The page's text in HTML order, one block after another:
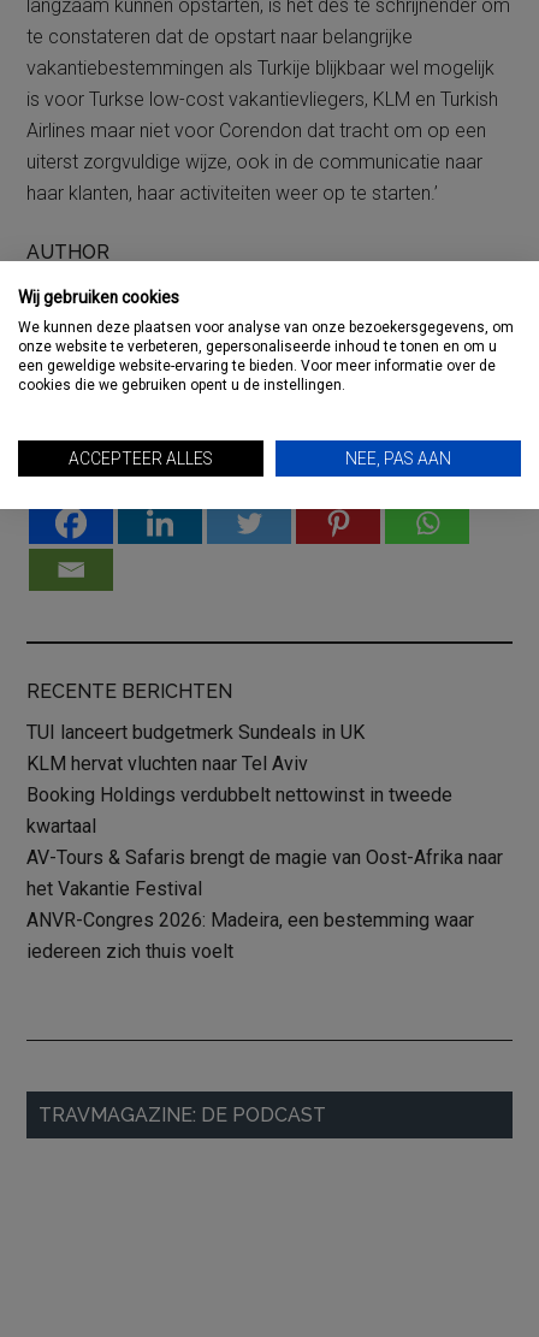
langzaam kunnen opstarten, is het des te schrijnender om
te constateren dat de opstart naar belangrijke
vakantiebestemmingen als Turkije blijkbaar wel mogelijk
is voor Turkse low-cost vakantievliegers, KLM en Turkish
Airlines maar niet voor Corendon dat tracht om op een
uiterst zorgvuldige wijze, ook in de communicatie naar
haar klanten, haar activiteiten weer op te starten.’
AUTHOR
Theo de Reus
Bekijk Berichten
Deel dit artikel
RECENTE BERICHTEN
TUI lanceert budgetmerk Sundeals in UK
KLM hervat vluchten naar Tel Aviv
Booking Holdings verdubbelt nettowinst in tweede
kwartaal
AV-Tours & Safaris brengt de magie van Oost-Afrika naar
het Vakantie Festival
ANVR-Congres 2026: Madeira, een bestemming waar
iedereen zich thuis voelt
Primaire
Sidebar
TRAVMAGAZINE: DE PODCAST
Wij gebruiken cookies
We kunnen deze plaatsen voor analyse van onze bezoekersgegevens, om
onze website te verbeteren, gepersonaliseerde inhoud te tonen en om u
een geweldige website-ervaring te bieden. Voor meer informatie over de
cookies die we gebruiken opent u de instellingen.
ACCEPTEER ALLES NEE, PAS AAN